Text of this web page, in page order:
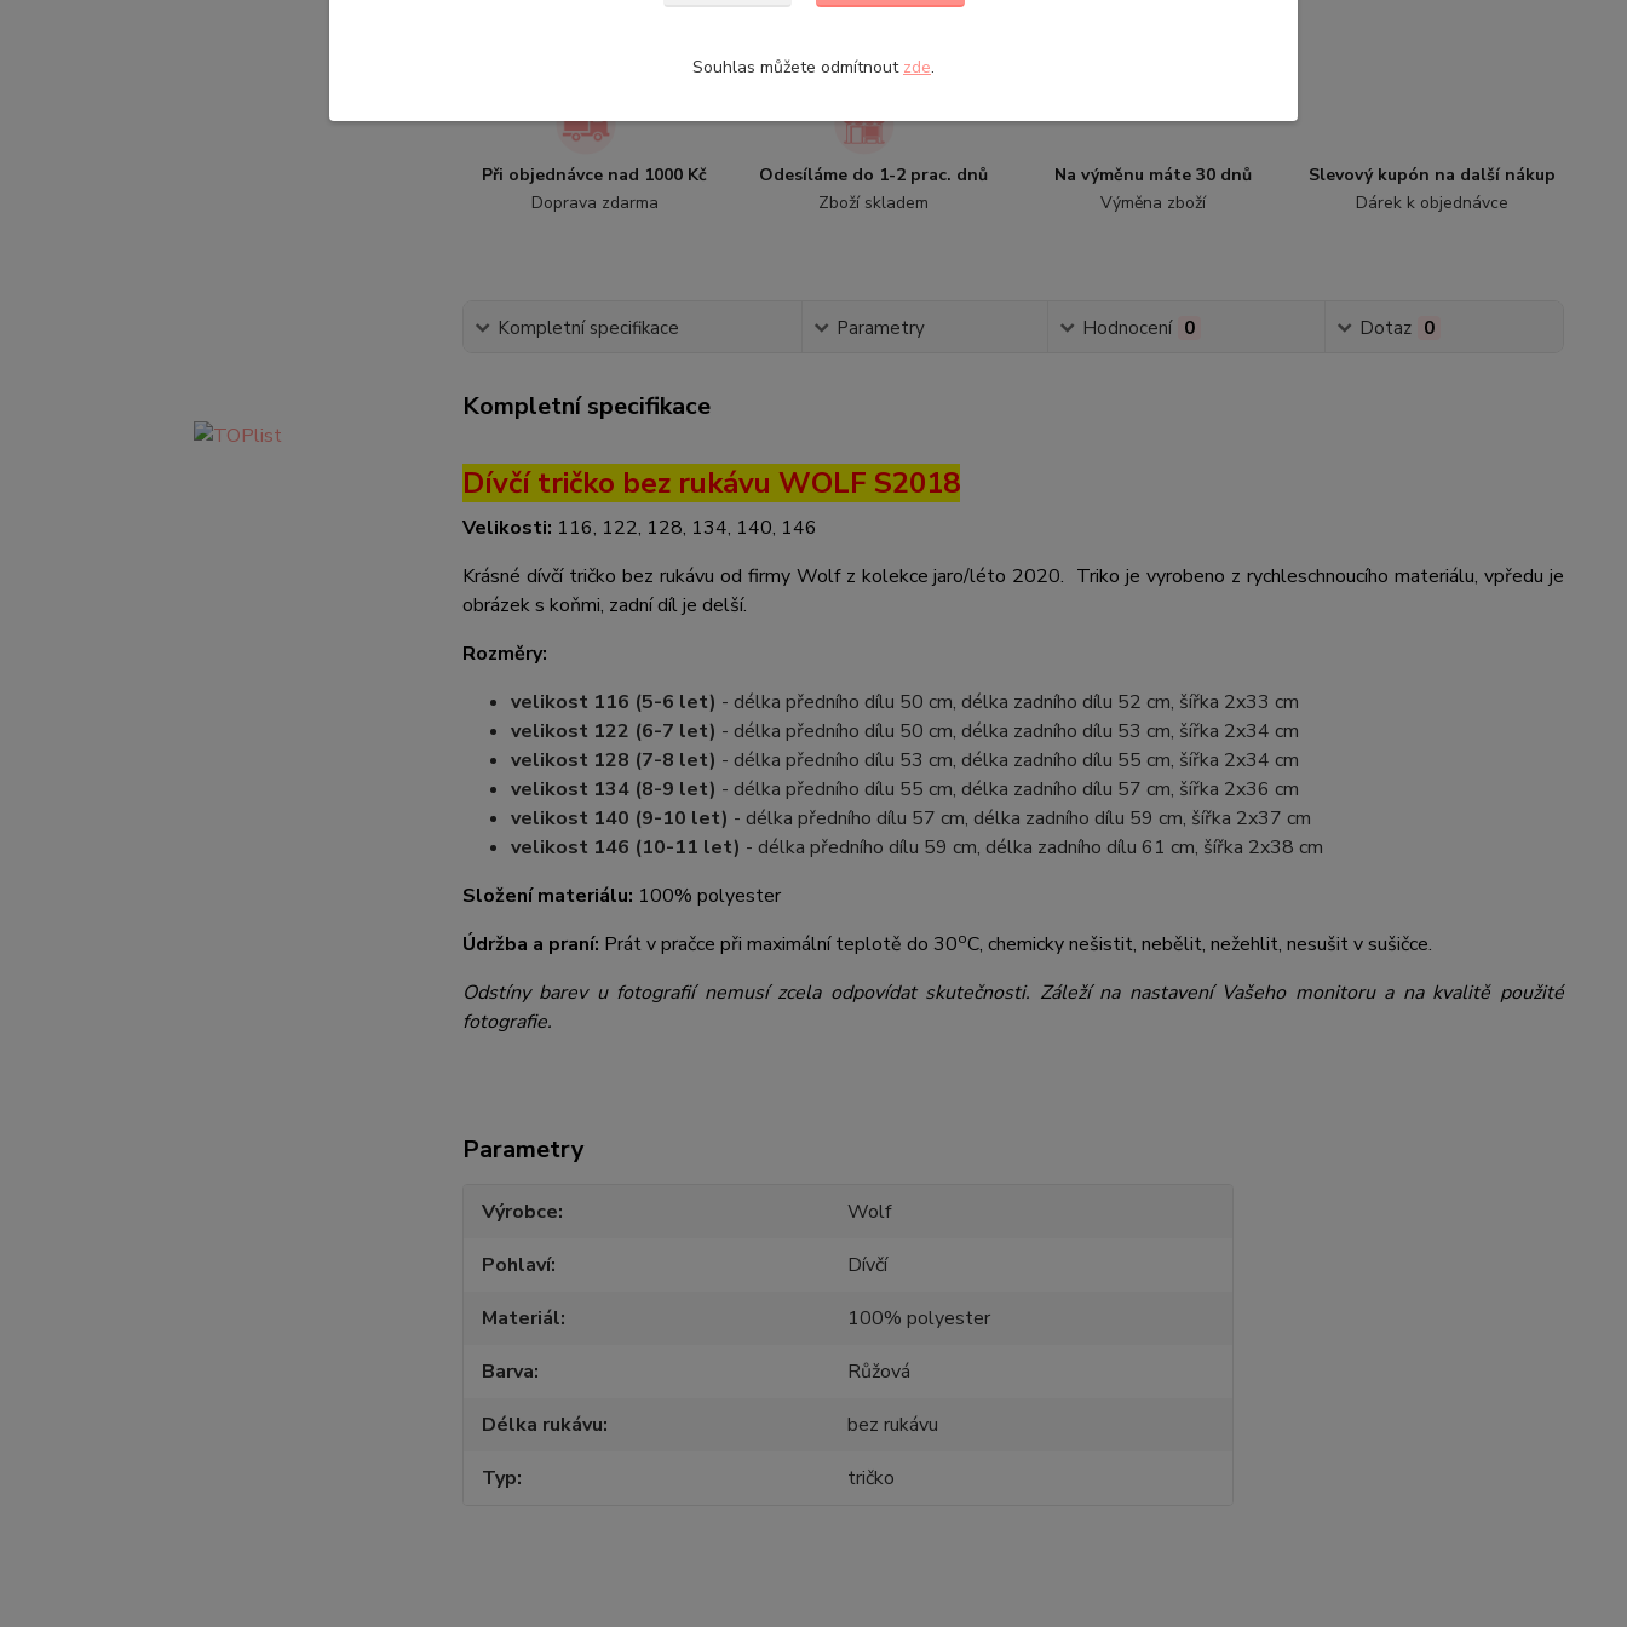
Při objednávce nad 1000 Kč
Doprava zdarma
Odesíláme do 1-2 prac. dnů
Zboží skladem
Na výměnu máte 30 dnů
Výměna zboží
Slevový kupón na další nákup
Dárek k objednávce
Kompletní specifikace Parametry Hodnocení 0 Dotaz 0
Kompletní specifikace
Dívčí tričko bez rukávu WOLF S2018
Velikosti: 116, 122, 128, 134, 140, 146
Krásné dívčí tričko bez rukávu od firmy Wolf z kolekce jaro/léto 2020. Triko je vyrobeno z rychleschnoucího materiálu, vpředu je
obrázek s koňmi, zadní díl je delší.
Rozměry:
velikost 116 (5-6 let) - délka předního dílu 50 cm, délka zadního dílu 52 cm, šířka 2x33 cm
velikost 122 (6-7 let) - délka předního dílu 50 cm, délka zadního dílu 53 cm, šířka 2x34 cm
velikost 128 (7-8 let) - délka předního dílu 53 cm, délka zadního dílu 55 cm, šířka 2x34 cm
velikost 134 (8-9 let) - délka předního dílu 55 cm, délka zadního dílu 57 cm, šířka 2x36 cm
velikost 140 (9-10 let) - délka předního dílu 57 cm, délka zadního dílu 59 cm, šířka 2x37 cm
velikost 146 (10-11 let) - délka předního dílu 59 cm, délka zadního dílu 61 cm, šířka 2x38 cm
Složení materiálu: 100% polyester
Údržba a praní: Prát v pračce při maximální teplotě do 30oC, chemicky nešistit, nebělit, nežehlit, nesušit v sušičce.
Odstíny barev u fotografií nemusí zcela odpovídat skutečnosti. Záleží na nastavení Vašeho monitoru a na kvalitě použité
fotografie.
Parametry
Výrobce
Wolf
Pohlaví
Dívčí
Materiál
100% polyester
Barva
Růžová
Délka rukávu
bez rukávu
Typ
tričko
Souhlas můžete odmítnout zde.